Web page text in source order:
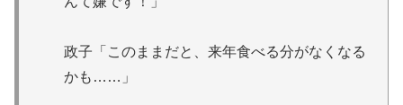
政子「このままだと、来年食べる分がなくなる
かも……」